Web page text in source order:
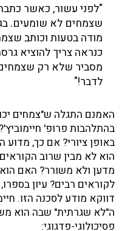
"לפני עשור, כאשר
שצמחים לא שומעים.
מודה בטעות וכותב
כנראה צריך להוציא
מסביר שלא רק
לדבר!"
האמנם התגלה ש"צמחים
בהתלהבות פרופ'
באופן ציורי? אם כך,
הוא לא מבין שרוב
מדען ולא משורר? האם
לקוראים רבים? עיון
דווקא מודע לסכנה הזו.
ה"לא שגרתית" שבה הוא
פסיכולוגי-פדגוגי: